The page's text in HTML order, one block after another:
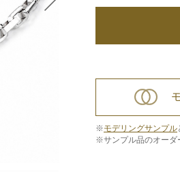
※モデリングサンプル
※サンプル品のオーダ